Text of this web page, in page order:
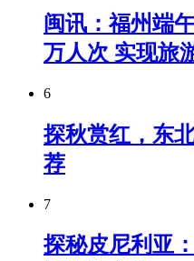
闽讯：福州端
万人次 实现旅
6
探秋赏红，东
荐
7
探秘皮尼利亚